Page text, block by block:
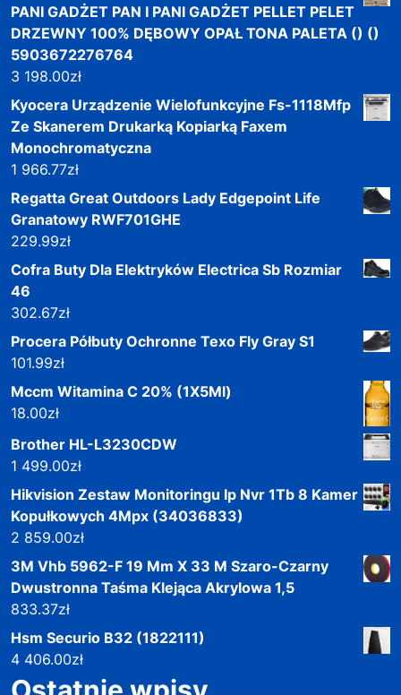
PANI GADŻET PAN I PANI GADŻET PELLET PELET
DRZEWNY 100% DĘBOWY OPAŁ TONA PALETA () ()
5903672276764
3 198.00zł
Kyocera Urządzenie Wielofunkcyjne Fs-1118Mfp
Ze Skanerem Drukarką Kopiarką Faxem
Monochromatyczna
1 966.77zł
Regatta Great Outdoors Lady Edgepoint Life
Granatowy RWF701GHE
229.99zł
Cofra Buty Dla Elektryków Electrica Sb Rozmiar
46
302.67zł
Procera Półbuty Ochronne Texo Fly Gray S1
101.99zł
Mccm Witamina C 20% (1X5Ml)
18.00zł
Brother HL-L3230CDW
1 499.00zł
Hikvision Zestaw Monitoringu Ip Nvr 1Tb 8 Kamer
Kopułkowych 4Mpx (34036833)
2 859.00zł
3M Vhb 5962-F 19 Mm X 33 M Szaro-Czarny
Dwustronna Taśma Klejąca Akrylowa 1,5
833.37zł
Hsm Securio B32 (1822111)
4 406.00zł